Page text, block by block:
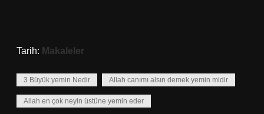
Tarih: Makaleler
3 Büyük yemin Nedir Allah canımı alsın demek yemin midir
Allah en çok neyin üstüne yemin eder